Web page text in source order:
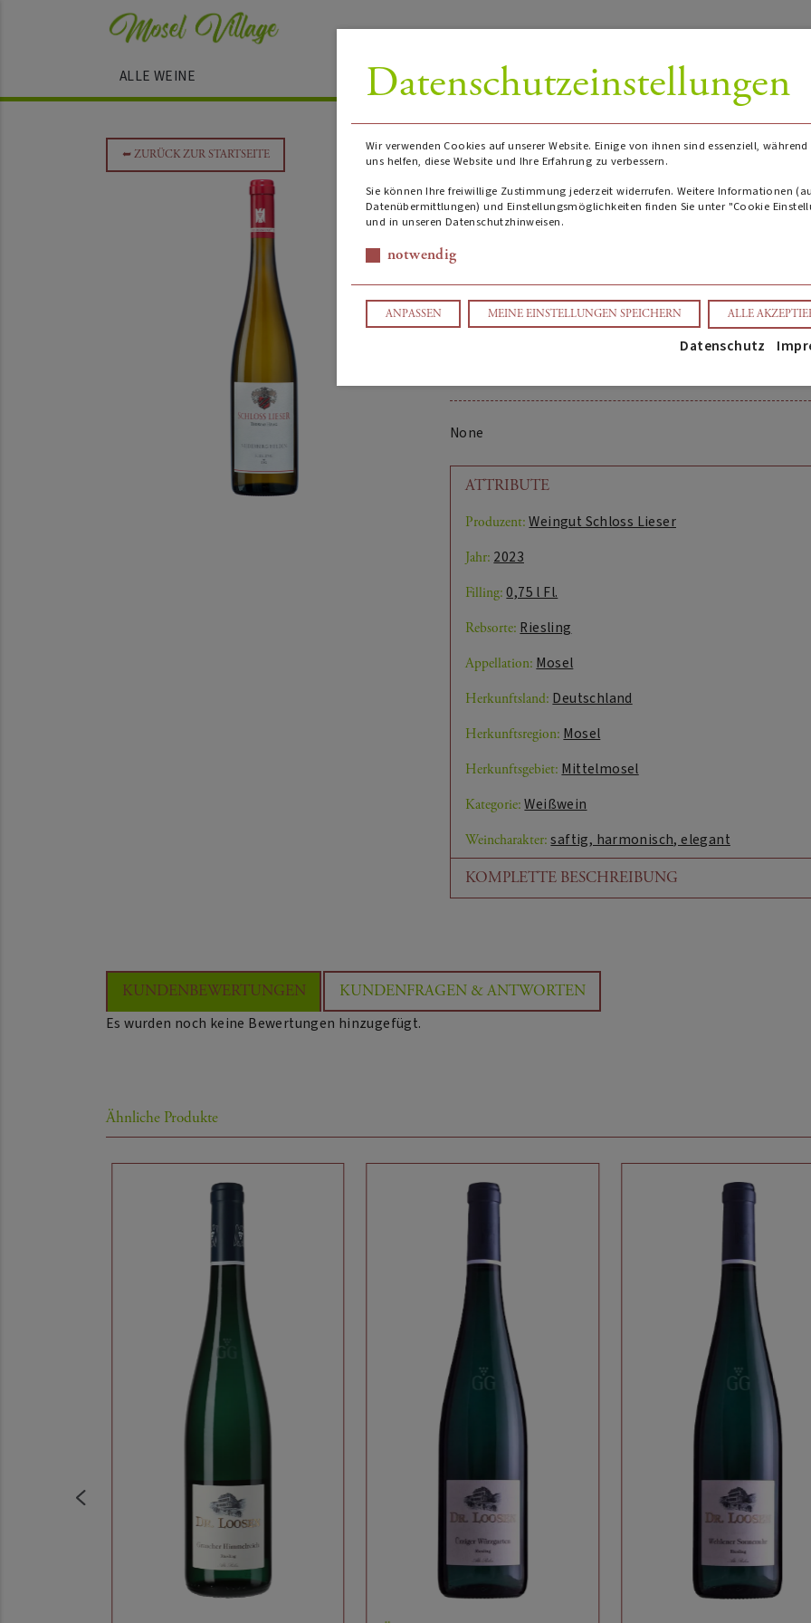
ALLE WEINE
➥ZURÜCK ZUR STARTSEITE
Niederberg Helden Riesling
James Suckling Bewertung: 96
AUF ANFRAGE
None
ATTRIBUTE
Produzent: Weingut Schloss Lieser
Jahr: 2023
Filling: 0,75 l Fl.
Rebsorte: Riesling
Appellation: Mosel
Herkunftsland: Deutschland
Herkunftsregion: Mosel
Herkunftsgebiet: Mittelmosel
Kategorie: Weißwein
Weincharakter: saftig, harmonisch, elegant
KOMPLETTE BESCHREIBUNG
eleganten, kompakten, mittelkräftigen Gaumen
langen, spritzigen Abgang. (James Suckling)
Wein Titel:Niederberg Helden Riesling
Land:Deutschland
Herkunftsregion:
Produzent:
Kategorie:
Weincharakter: saftig, harmonisch, elegant
Appellation:
Weißwein
optimale Trinktemperatur (°C), von:
optimale Trinktemperatur (°C), bis:
Optimale Trinkreife (Jahre nach der Ernte) von:3
Optimale Trinkreife (Jahre nach der Ernte) bis:
KUNDENBEWERTUNGEN
KUNDENFRAGEN & ANTWORTEN
Es wurden noch keine Bewertungen hinzugefügt.
Ähnliche Produkte
Datenschutzeinstellungen
Wir verwenden Cookies auf unserer Website. Einige von ihnen sind essenziell,
uns helfen, diese Website und Ihre Erfahrung zu verbessern.
Sie können Ihre freiwillige Zustimmung jederzeit widerrufen. Weitere Informationen
Datenübermittlungen) und Einstellungsmöglichkeiten finden Sie unter "Cookie
und in unseren Datenschutzhinweisen.
notwendig
ANPASSEN MEINE EINSTELLUNGEN SPEICHERN ALLE
Datenschutz